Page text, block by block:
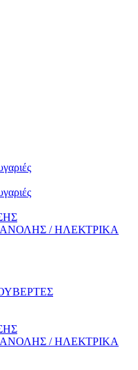
/ ΗΛΕΚΤΡΙΚΑ
/ ΗΛΕΚΤΡΙΚΑ